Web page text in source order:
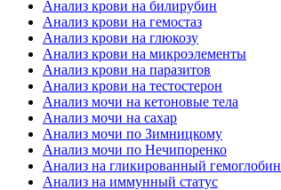
Анализ крови на билирубин
Анализ крови на гемостаз
Анализ крови на глюкозу
Анализ крови на микроэлементы
Анализ крови на паразитов
Анализ крови на тестостерон
Анализ мочи на кетоновые тела
Анализ мочи на сахар
Анализ мочи по Зимницкому
Анализ мочи по Нечипоренко
Анализ на гликированный гемоглобин
Анализ на иммунный статус